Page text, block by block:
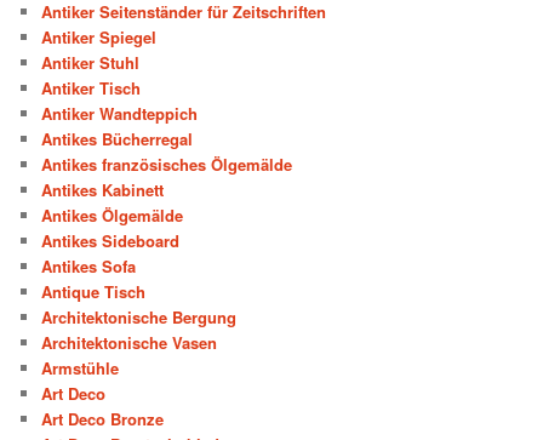
Antiker Seitenständer für Zeitschriften
Antiker Spiegel
Antiker Stuhl
Antiker Tisch
Antiker Wandteppich
Antikes Bücherregal
Antikes französisches Ölgemälde
Antikes Kabinett
Antikes Ölgemälde
Antikes Sideboard
Antikes Sofa
Antique Tisch
Architektonische Bergung
Architektonische Vasen
Armstühle
Art Deco
Art Deco Bronze